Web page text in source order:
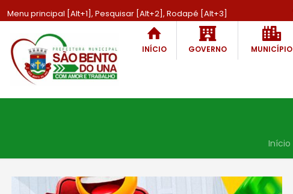
Menu principal [Alt+1], Pesquisar [Alt+2], Rodapé [Alt+3]
INÍCIO GOVERNO MUNICÍPIO
Início